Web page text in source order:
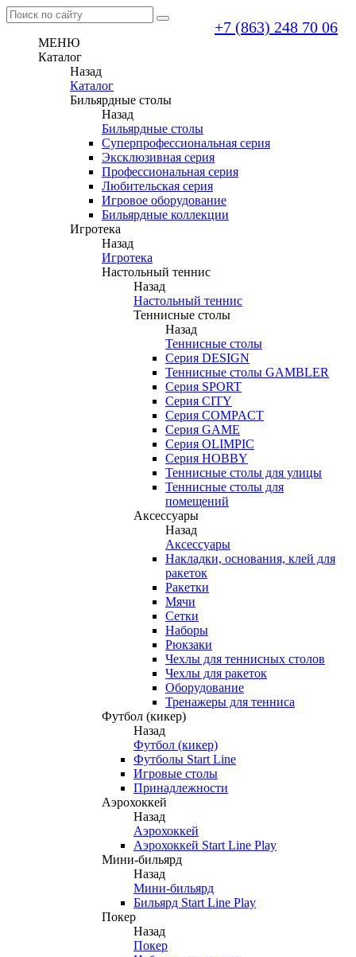
+7 (863) 248 70 06
МЕНЮ
Каталог
Назад
Каталог
Бильярдные столы
Назад
Бильярдные столы
Суперпрофессиональная серия
Эксклюзивная серия
Профессиональная серия
Любительская серия
Игровое оборудование
Бильярдные коллекции
Игротека
Назад
Игротека
Настольный теннис
Назад
Настольный теннис
Теннисные столы
Назад
Теннисные столы
Серия DESIGN
Теннисные столы GAMBLER
Серия SPORT
Серия CITY
Серия COMPACT
Серия GAME
Серия OLIMPIC
Серия HOBBY
Теннисные столы для улицы
Теннисные столы для
помещений
Аксессуары
Назад
Аксессуары
Накладки, основания, клей для
ракеток
Ракетки
Мячи
Сетки
Наборы
Рюкзаки
Чехлы для теннисных столов
Чехлы для ракеток
Оборудование
Тренажеры для тенниса
Футбол (кикер)
Назад
Футбол (кикер)
Футболы Start Line
Игровые столы
Принадлежности
Аэрохоккей
Назад
Аэрохоккей
Аэрохоккей Start Line Play
Мини-бильярд
Назад
Мини-бильярд
Бильярд Start Line Play
Покер
Назад
Покер